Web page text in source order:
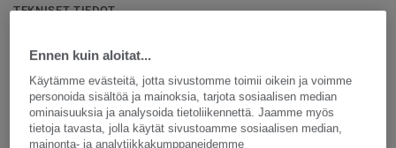
TEKNISET TIEDOT
Nettopaino (/m²):7,9 kg
Luonne:Eloisa
Ennen kuin aloitat...
Käytämme evästeitä, jotta sivustomme toimii oikein ja voimme
personoida sisältöä ja mainoksia, tarjota sosiaalisen median
ominaisuuksia ja analysoida tietoliikennettä. Jaamme myös
tietoja tavasta, jolla käytät sivustoamme sosiaalisen median,
mainonta- ja analytiikkakumppaneidemme